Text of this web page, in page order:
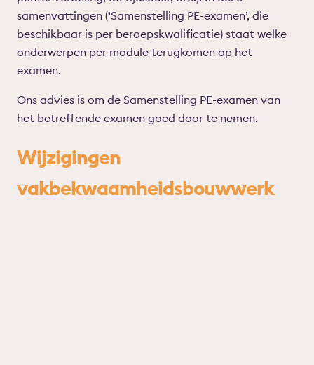
samenvattingen (‘Samenstelling PE-examen’, die
beschikbaar is per beroepskwalificatie) staat welke
onderwerpen per module terugkomen op het
examen.
Ons advies is om de Samenstelling PE-examen van
het betreffende examen goed door te nemen.
Wijzigingen
vakbekwaamheidsbouwwerk